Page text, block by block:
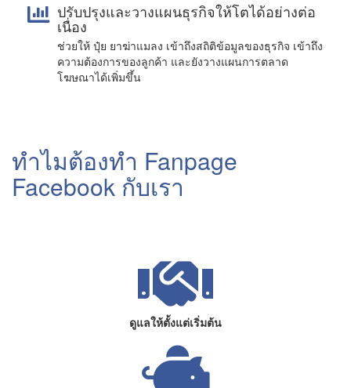
ปรับปรุงและวางแผนธุรกิจให้โตได้อย่างต่อ
เนื่อง
ช่วยให้ ปุ๋ย ยาฆ่าแมลง เข้าถึงสถิติข้อมูลของธุรกิจ เข้าถึง
ความต้องการของลูกค้า และยังวางแผนการตลาด
โฆษณาได้เพิ่มขึ้น
ทำไมต้องทำ Fanpage
Facebook กับเรา
ดูแลให้ตั้งแต่เริ่มต้น